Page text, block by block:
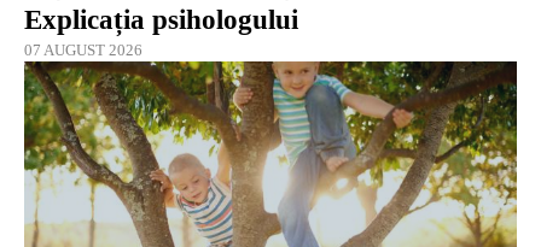
Explicația psihologului
07 AUGUST 2026